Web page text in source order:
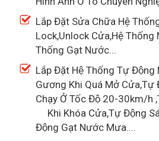
Lắp Đặt Sửa Chữa Hệ
Lock,Unlock Cửa,Hệ Thống
Thống Gạt Nước...
Lắp Đặt Hệ Thống Tự Động
Gương Khi Quá Mở Cửa,Tự
Chạy Ở Tốc Độ 20-30km/h
Khi Khóa Cửa,Tự Động
Động Gạt Nước Mưa....